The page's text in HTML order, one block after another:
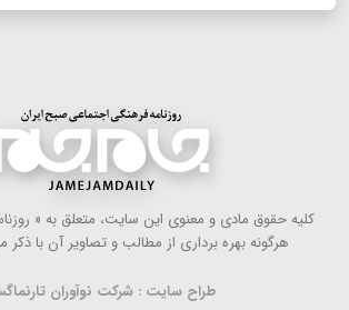
كلیه حقوق مادی و معنوی این سایت، متعلق به «
هرگونه بهره ‌برداری از مطالب و تصاویر آن با ذكر
طراح سایت : شرکت نوآوران